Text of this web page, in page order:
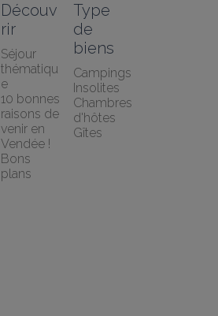
Découv
rir
Séjour
thématiqu
e
10 bonnes
raisons de
venir en
Vendée !
Bons
plans
Type
de
biens
Campings
Insolites
Chambres
d'hôtes
Gîtes